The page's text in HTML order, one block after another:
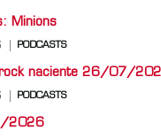
Minions
PODCASTS
rock naciente 26/07/
PODCASTS
2026